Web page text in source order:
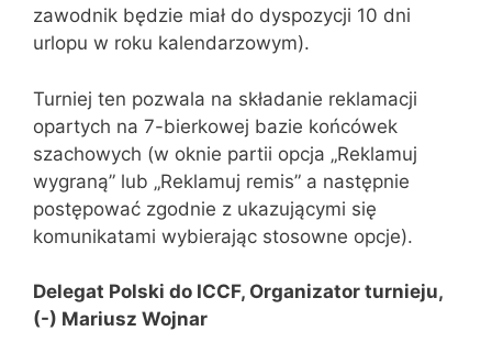
zawodnik będzie miał do dyspozycji 10 dni
urlopu w roku kalendarzowym).
Turniej ten pozwala na składanie reklamacji
opartych na 7-bierkowej bazie końcówek
szachowych (w oknie partii opcja „Reklamuj
wygraną” lub „Reklamuj remis” a następnie
postępować zgodnie z ukazującymi się
komunikatami wybierając stosowne opcje).
Delegat Polski do ICCF, Organizator turnieju,
(-) Mariusz Wojnar